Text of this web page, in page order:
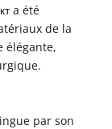
a été
de la
élégante,
par son